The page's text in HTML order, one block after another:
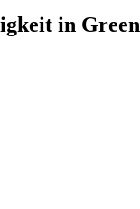
in Green